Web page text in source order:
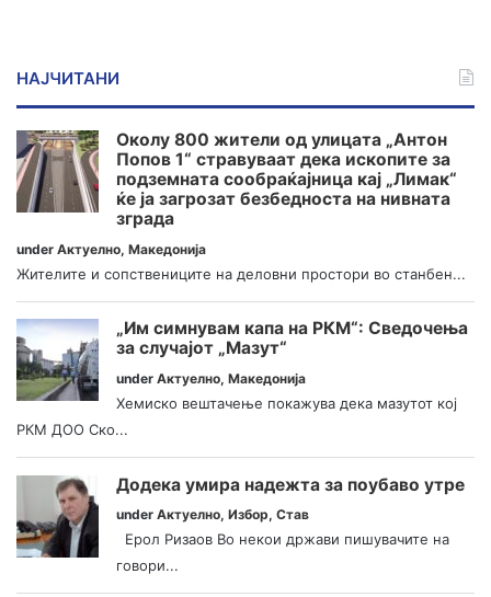
НАЈЧИТАНИ
Околу 800 жители од улицата „Антон
Попов 1“ стравуваат дека ископите за
подземната сообраќајница кај „Лимак“
ќе ја загрозат безбедноста на нивната
зграда
under Актуелно, Македонија
Жителите и сопствениците на деловни простори во станбен...
„Им симнувам капа на РКМ“: Сведочења
за случајот „Мазут“
under Актуелно, Македонија
Хемиско вештачење покажува дека мазутот кој
РКМ ДОО Ско...
Додека умира надежта за поубаво утре
under Актуелно, Избор, Став
Ерол Ризаов Во некои држави пишувачите на
говори...